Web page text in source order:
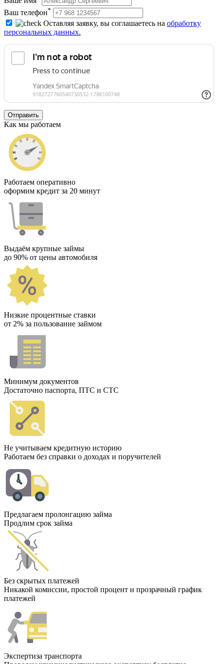
Ваш телефон*
Оставляя заявку, вы соглашаетесь на обработку
персональных данных.
Отправить
Как мы работаем
Работаем оперативно
оформим кредит за 20 минут
Выдаём крупные займы
до 90% от цены автомобиля
Низкие процентные ставки
от 2% за пользование займом
Минимум документов
Достаточно паспорта, ПТС и СТС
Не учитываем кредитную историю
Работаем без справки о доходах и поручителей
Предлагаем пролонгацию займа
Продлим срок займа
Без скрытых платежей
Никакой комиссии, простой процент и прозрачный график
платежей
Экспертиза транспорта